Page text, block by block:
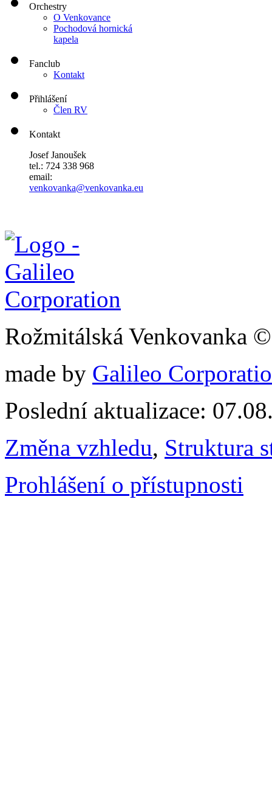
Orchestry
O Venkovance
Pochodová hornická
kapela
Fanclub
Kontakt
Přihlášení
Člen RV
Kontakt
Josef Janoušek
tel.: 724 338 968
email:
venkovanka@venkovanka.eu
Rožmitálská Venkovanka
made by Galileo
Poslední aktualizace:
Změna vzhledu, Struktura
Prohlášení o přístupnosti